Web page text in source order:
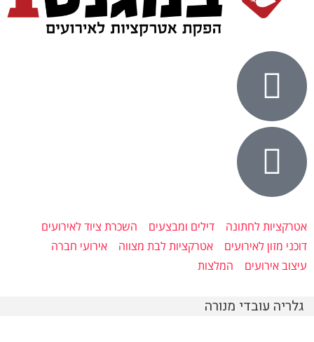
אטרקציות לחתונה דילים ומבצעים
השכרת ציוד לאירועים
דוכני מזון לאירועים
אטרקציות לבת מצווה
אירועי חברה
עיצוב אירועים
המלצות
גלריה עובדי מנורה